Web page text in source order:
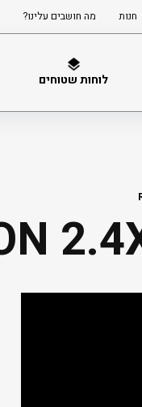
חנות מה חושבים עלינו?
לוחות שטוחים